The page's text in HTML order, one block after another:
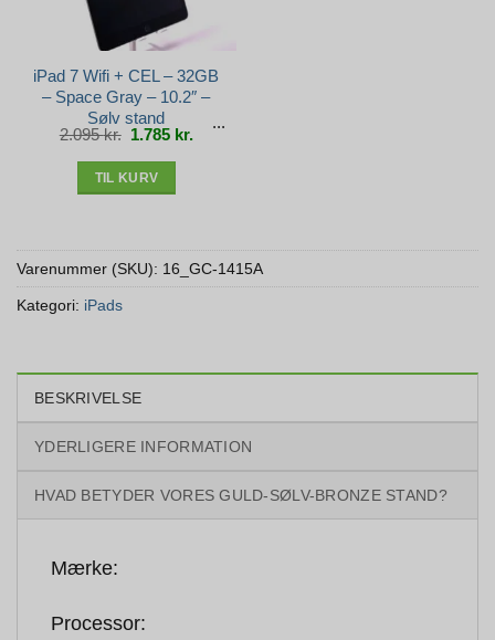
iPad 7 Wifi + CEL – 32GB
– Space Gray – 10.2″ –
Sølv stand
2.095kr. Den
oprindelige
pris
1.785 kr. Den
aktuelle
pris
TIL KURV
Varenummer (SKU): 16_GC-1415A
Kategori: iPads
BESKRIVELSE
YDERLIGERE INFORMATION
HVAD BETYDER VORES GULD-SØLV-BRONZE STAND?
Mærke:
Processor: